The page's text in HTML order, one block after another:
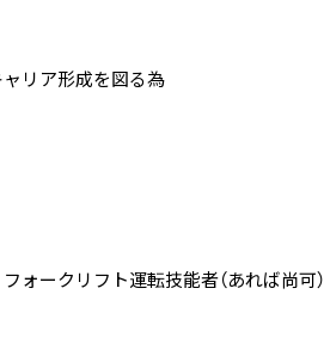
リア形成を図る為
ークリフト運転技能者（あれば尚可）